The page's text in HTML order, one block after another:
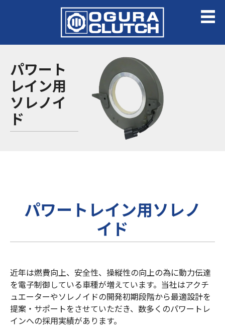
パワート
レイン用
ソレノイ
ド
パワートレイン用ソレノ
イド
近年は燃費向上、安全性、操縦性の向上の為に動力伝達
を電子制御している車種が増えています。当社はアクチ
ュエーターやソレノイドの開発初期段階から最適設計を
提案・サポートをさせていただき、数多くのパワートレ
インへの採用実績があります。